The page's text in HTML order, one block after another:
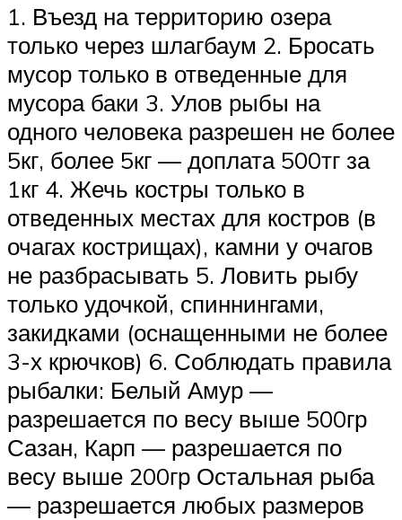
1. Въезд на территорию озера
только через шлагбаум 2. Бросать
мусор только в отведенные для
мусора баки 3. Улов рыбы на
одного человека разрешен не более
5кг, более 5кг — доплата 500тг за
1кг 4. Жечь костры только в
отведенных местах для костров (в
очагах кострищах), камни у очагов
не разбрасывать 5. Ловить рыбу
только удочкой, спиннингами,
закидками (оснащенными не более
3-х крючков) 6. Соблюдать правила
рыбалки: Белый Амур —
разрешается по весу выше 500гр
Сазан, Карп — разрешается по
весу выше 200гр Остальная рыба
— разрешается любых размеров